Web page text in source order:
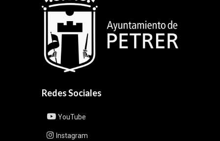
Redes Sociales
YouTube
Instagram